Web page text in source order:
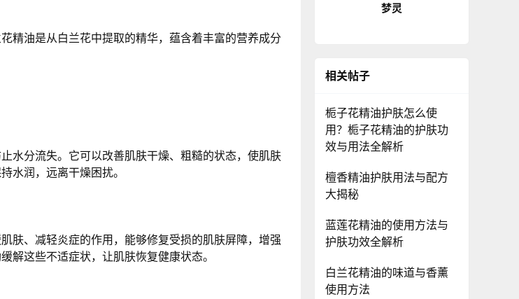
精油是从白兰花中提取的精华，蕴含着丰富的营养成分
水分流失。它可以改善肌肤干燥、粗糙的状态，使肌肤
水润，远离干燥困扰。
肤、减轻炎症的作用，能够修复受损的肌肤屏障，增强
解这些不适症状，让肌肤恢复健康状态。
梦灵
相关帖子
栀子花精油护肤怎么使
用？栀子花精油的护肤功
效与用法全解析
檀香精油护肤用法与配方
大揭秘
蓝莲花精油的使用方法与
护肤功效全解析
白兰花精油的味道与香薰
使用方法